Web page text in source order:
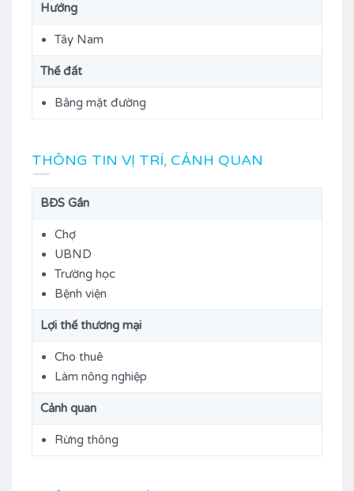
Hướng
Tây Nam
Thế đất
Bằng mặt đường
THÔNG TIN VỊ TRÍ, CẢNH QUAN
BĐS Gần
Chợ
UBND
Trường học
Bệnh viện
Lợi thế thương mại
Cho thuê
Làm nông nghiệp
Cảnh quan
Rừng thông